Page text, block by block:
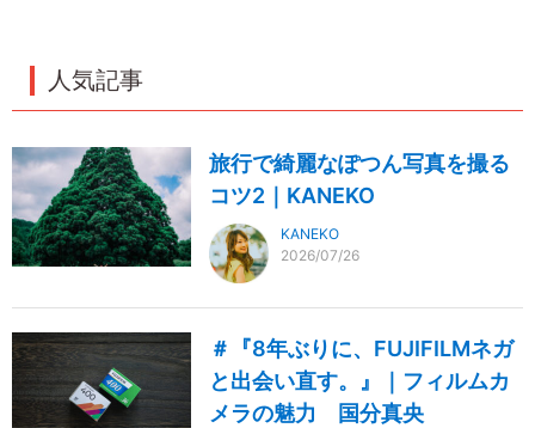
人気記事
旅行で綺麗なぽつん写真を撮る
コツ2｜KANEKO
KANEKO
2026/07/26
＃『8年ぶりに、FUJIFILMネガ
と出会い直す。』｜フィルムカ
メラの魅力 国分真央